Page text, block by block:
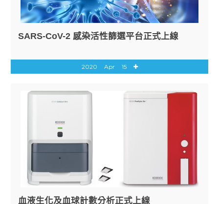
SARS-CoV-2 感染活性篩選平台正式上線
2020 Apr 15
血液生化及血球計數分析正式上線